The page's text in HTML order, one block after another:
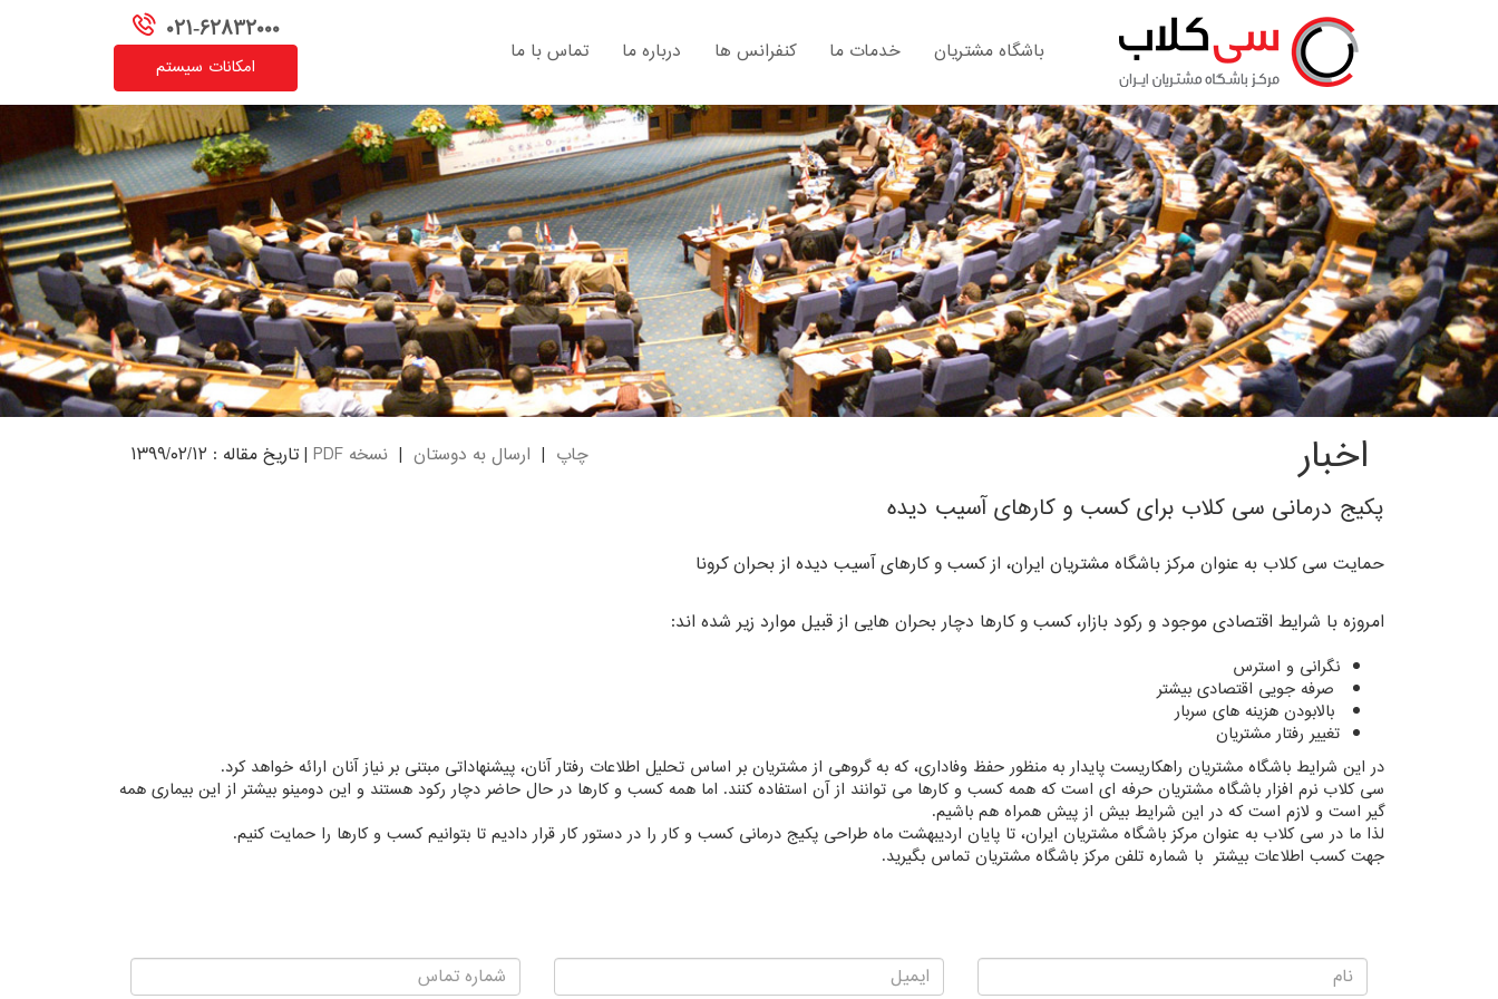
باشگاه مشتریان خدمات ما کنفرانس ها درباره ما تماس با ما
021-62832000
امکانات سیستم
اخبار | تاریخ مقاله : ۱۳۹۹/۰۲/۱۲ چاپ | ارسال به دوستان | نسخه PDF
پکیج درمانی سی کلاب برای کسب و کارهای آسیب دیده
حمایت سی کلاب به عنوان مرکز باشگاه مشتریان ایران، از کسب و کارهای آسیب دیده از بحران کرونا
امروزه با شرایط اقتصادی موجود و رکود بازار، کسب و کارها دچار بحران هایی از قبیل موارد زیر شده اند:
نگرانی و استرس
صرفه جویی اقتصادی بیشتر
بالابودن هزینه های سربار
تغییر رفتار مشتریان
در این شرایط باشگاه مشتریان راهکاریست پایدار به منظور حفظ وفاداری، که به گروهی از مشتریان بر اساس تحلیل اطلاعات رفتار آنان، پیشنهاداتی مبتنی بر نیاز آنان ارائه خواهد کرد.
سی کلاب نرم افزار باشگاه مشتریان حرفه ای است که همه کسب و کارها می توانند از آن استفاده کنند. اما همه کسب و کارها در حال حاضر دچار رکود هستند و این دومینو بیشتر از این بیماری همه
گیر است و لازم است که در این شرایط بیش از پیش همراه هم باشیم.
لذا ما در سی کلاب به عنوان مرکز باشگاه مشتریان ایران، تا پایان اردیبهشت ماه طراحی پکیج درمانی کسب و کار را در دستور کار قرار دادیم تا بتوانیم کسب و کارها را حمایت کنیم.
جهت کسب اطلاعات بیشتر با شماره تلفن مرکز باشگاه مشتریان تماس بگیرید.